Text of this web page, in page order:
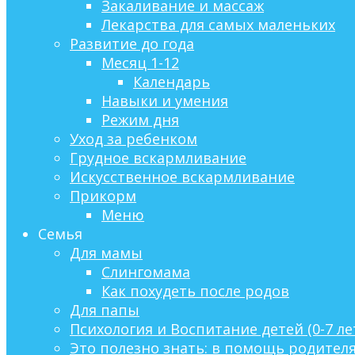
Закаливание и массаж
Лекарства для самых маленьких
Развитие до года
Месяц 1-12
Календарь
Навыки и умения
Режим дня
Уход за ребенком
Грудное вскармливание
Искусственное вскармливание
Прикорм
Меню
Семья
Для мамы
Слингомама
Как похудеть после родов
Для папы
Психология и Воспитание детей (0-7
Это полезно знать: в помощь